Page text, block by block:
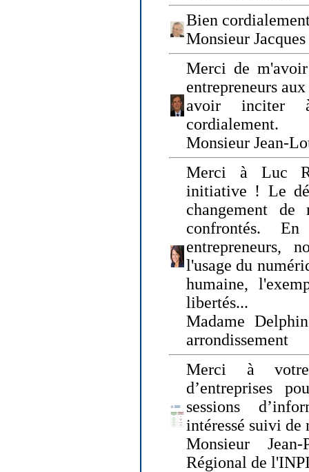
Bien
Monsieur
Merci de
entrepreneurs
avoir inciter
cordialement.
Monsieur Jean-
Merci à Luc
initiative ! Le
changement de
confrontés.
entrepreneurs,
l'usage du
humaine,
libertés...
Madame
arrondissement
Merci à
d’entreprises
sessions
intéressé suivi de
Monsieur
Régional de